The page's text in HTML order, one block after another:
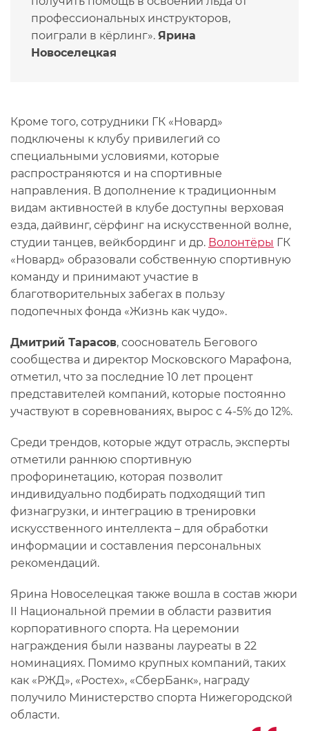
профессиональных инструкторов,
поиграли в кёрлинг». Ярина
Новоселецкая
Кроме того, сотрудники ГК «Новард»
подключены к клубу привилегий со
специальными условиями, которые
распространяются и на спортивные
направления. В дополнение к традиционным
видам активностей в клубе доступны верховая
езда, дайвинг, сёрфинг на искусственной волне,
студии танцев, вейкбординг и др. Волонтёры ГК
«Новард» образовали собственную спортивную
команду и принимают участие в
благотворительных забегах в пользу
подопечных фонда «Жизнь как чудо».
Дмитрий Тарасов, сооснователь Бегового
сообщества и директор Московского Марафона,
отметил, что за последние 10 лет процент
представителей компаний, которые постоянно
участвуют в соревнованиях, вырос с 4-5% до 12%.
Среди трендов, которые ждут отрасль, эксперты
отметили раннюю спортивную
профоринетацию, которая позволит
индивидуально подбирать подходящий тип
физнагрузки, и интеграцию в тренировки
искусственного интеллекта – для обработки
информации и составления персональных
рекомендаций.
Ярина Новоселецкая также вошла в состав жюри
II Национальной премии в области развития
корпоративного спорта. На церемонии
награждения были названы лауреаты в 22
номинациях. Помимо крупных компаний, таких
как «РЖД», «Ростех», «СберБанк», награду
получило Министерство спорта Нижегородской
области.